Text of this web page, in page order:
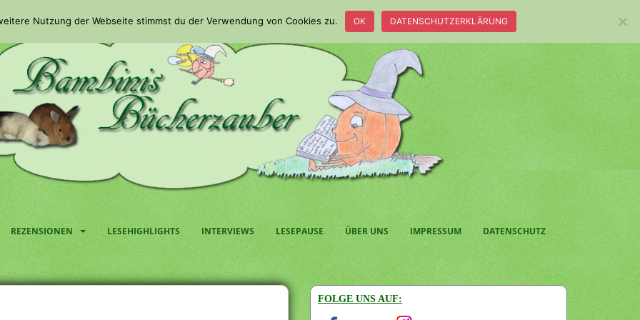
REZENSIONEN LESEHIGHLIGHTS INTERVIEWS LESEPAUSE ÜBER UNS IMPRESSUM DATENSCHUTZ
FOLGE UNS AUF:
Nutzung der Webseite stimmst du der Verwendung von Cookies zu. OK DATENSCHUTZERKLÄRUNG